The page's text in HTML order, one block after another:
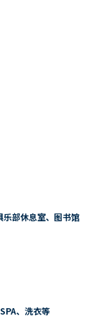
部休息室、图书馆
、洗衣等